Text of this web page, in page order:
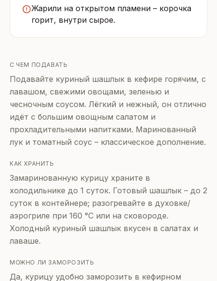
Жарили на открытом пламени – корочка
горит, внутри сырое.
С ЧЕМ ПОДАВАТЬ
Подавайте куриный шашлык в кефире горячим, с
лавашом, свежими овощами, зеленью и
чесночным соусом. Лёгкий и нежный, он отлично
идёт с большим овощным салатом и
прохладительными напитками. Маринованный
лук и томатный соус – классическое дополнение.
КАК ХРАНИТЬ
Замаринованную курицу храните в
холодильнике до 1 суток. Готовый шашлык – до 2
суток в контейнере; разогревайте в духовке/
аэрогриле при 160 °C или на сковороде.
Холодный куриный шашлык вкусен в салатах и
лаваше.
МОЖНО ЛИ ЗАМОРОЗИТЬ
Да, курицу удобно заморозить в кефирном